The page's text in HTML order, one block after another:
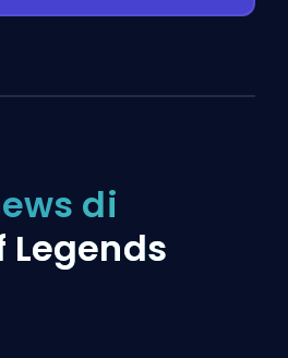
di
Legends